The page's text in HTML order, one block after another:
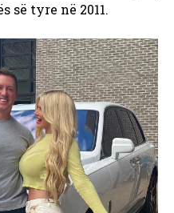
së tyre në 2011.